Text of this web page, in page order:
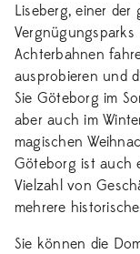
Liseberg, einer der
Vergnügungsparks
Achterbahnen
ausprobieren und
Sie Göteborg im
aber auch im
magischen
Göteborg ist auch
Vielzahl von
mehrere
Sie können die